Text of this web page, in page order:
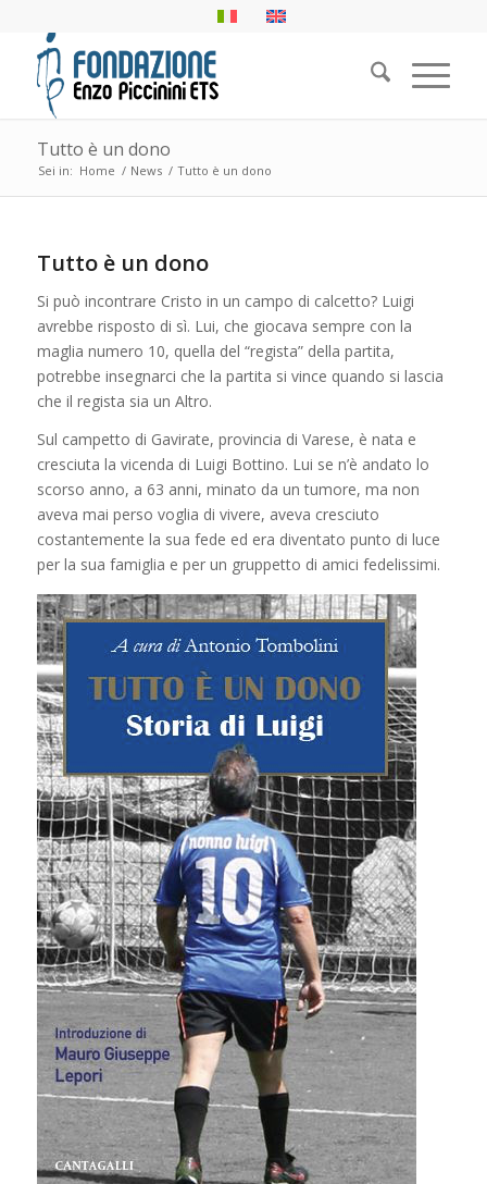
Tutto è un dono
Sei in: Home / News / Tutto è un dono
Tutto è un dono
Si può incontrare Cristo in un campo di calcetto? Luigi
avrebbe risposto di sì. Lui, che giocava sempre con la
maglia numero 10, quella del “regista” della partita,
potrebbe insegnarci che la partita si vince quando si lascia
che il regista sia un Altro.
Sul campetto di Gavirate, provincia di Varese, è nata e
cresciuta la vicenda di Luigi Bottino. Lui se n’è andato lo
scorso anno, a 63 anni, minato da un tumore, ma non
aveva mai perso voglia di vivere, aveva cresciuto
costantemente la sua fede ed era diventato punto di luce
per la sua famiglia e per un gruppetto di amici fedelissimi.